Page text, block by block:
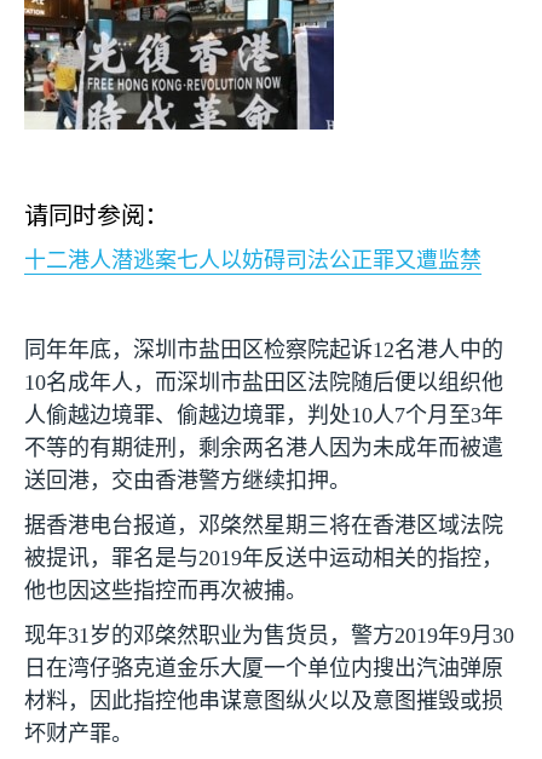
请同时参阅：
十二港人潜逃案七人以妨碍司法公正罪又遭监禁
同年年底，深圳市盐田区检察院起诉12名港人中的
10名成年人，而深圳市盐田区法院随后便以组织他
人偷越边境罪、偷越边境罪，判处10人7个月至3年
不等的有期徒刑，剩余两名港人因为未成年而被遣
送回港，交由香港警方继续扣押。
据香港电台报道，邓棨然星期三将在香港区域法院
被提讯，罪名是与2019年反送中运动相关的指控，
他也因这些指控而再次被捕。
现年31岁的邓棨然职业为售货员，警方2019年9月 30
日在湾仔骆克道金乐大厦一个单位内搜出汽油弹原
材料，因此指控他串谋意图纵火以及意图摧毁或损
坏财产罪。